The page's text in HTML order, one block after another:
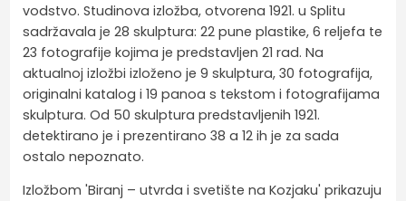
vodstvo. Studinova izložba, otvorena 1921. u Splitu
sadržavala je 28 skulptura: 22 pune plastike, 6 reljefa te
23 fotografije kojima je predstavljen 21 rad. Na
aktualnoj izložbi izloženo je 9 skulptura, 30 fotografija,
originalni katalog i 19 panoa s tekstom i fotografijama
skulptura. Od 50 skulptura predstavljenih 1921.
detektirano je i prezentirano 38 a 12 ih je za sada
ostalo nepoznato.
Izložbom 'Biranj – utvrda i svetište na Kozjaku' prikazuju